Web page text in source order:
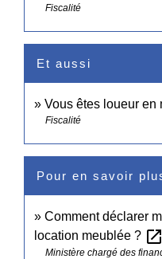
Fiscalité
Et aussi
Vous êtes loueur en
Fiscalité
Pour en savoir
Comment déclarer
location meublée ? open_in_new
Ministère chargé des